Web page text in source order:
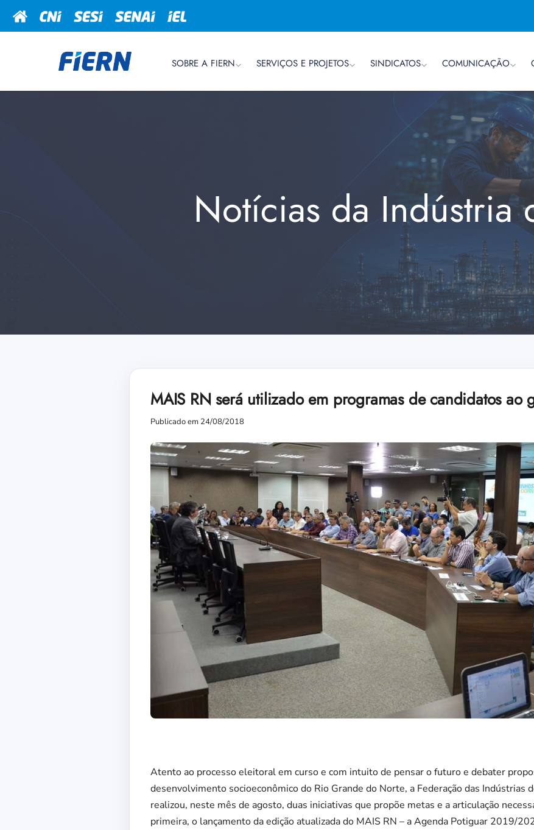
SOBRE A FIERN SERVIÇOS E PROJETOS SINDICATOS COMUNICAÇÃO
Notícias da Indústria
MAIS RN será utilizado em programas de candidatos ao
Publicado em 24/08/2018
Atento ao processo eleitoral em curso e com intuito de pensar o futuro e debater
desenvolvimento socioeconômico do Rio Grande do Norte, a Federação das Indústrias
realizou, neste mês de agosto, duas iniciativas que propõe metas e a articulação
primeira, o lançamento da edição atualizada do MAIS RN – a Agenda Potiguar 2019/